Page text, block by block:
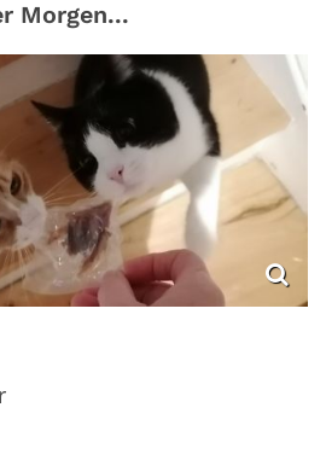
Morgen...